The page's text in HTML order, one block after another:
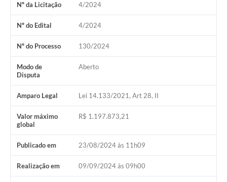
Nº da Licitação 4/2024
Nº do Edital 4/2024
Nº do Processo 130/2024
Modo de
Disputa
Aberto
Amparo Legal Lei 14.133/2021, Art 28, II
Valor máximo
global
R$ 1.197.873,21
Publicado em 23/08/2024 às 11h09
Realização em 09/09/2024 às 09h00